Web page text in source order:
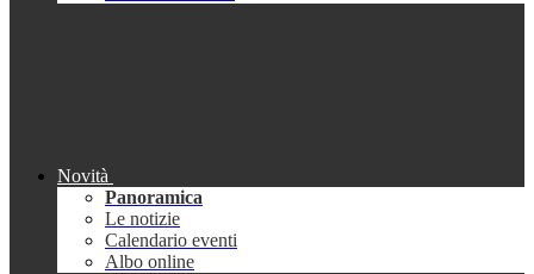
Novità
Panoramica
Le notizie
Calendario eventi
Albo online